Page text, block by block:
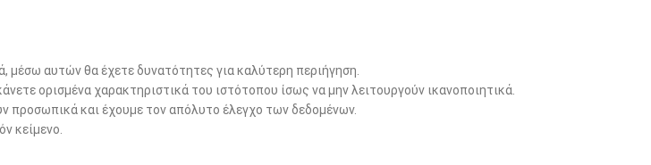
μέσω αυτών θα έχετε δυνατότητες για καλύτερη περιήγηση.
ορισμένα χαρακτηριστικά του ιστότοπου ίσως να μην λειτουργούν ικανοποιητικά.
προσωπικά και έχουμε τον απόλυτο έλεγχο των δεδομένων.
κείμενο.